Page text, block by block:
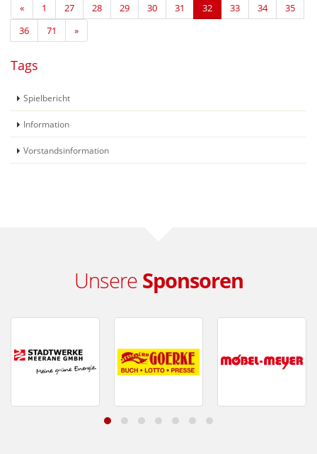
« 1 27 28 29 30 31 32 33 34
35
36
71 »
Tags
Spielbericht
Information
Vorstandsinformation
Unsere Sponsoren